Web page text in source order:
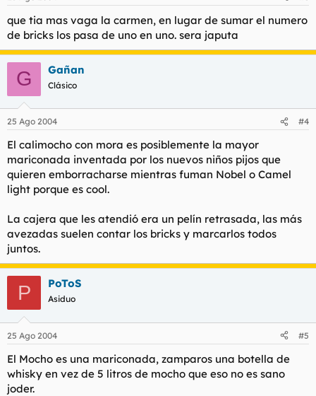
que tia mas vaga la carmen, en lugar de sumar el numero
de bricks los pasa de uno en uno. sera japuta
G Gañan
Clásico
25 Ago 2004 #4
El calimocho con mora es posiblemente la mayor
mariconada inventada por los nuevos niños pijos que
quieren emborracharse mientras fuman Nobel o Camel
light porque es cool.
La cajera que les atendió era un pelín retrasada, las más
avezadas suelen contar los bricks y marcarlos todos
juntos.
P PoToS
Asiduo
25 Ago 2004 #5
El Mocho es una mariconada, zamparos una botella de
whisky en vez de 5 litros de mocho que eso no es sano
joder.